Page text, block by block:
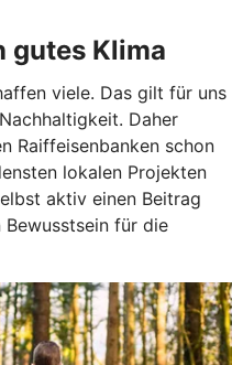
gutes Klima
viele. Das gilt für uns
Daher
Raiffeisenbanken schon
lokalen Projekten
aktiv einen Beitrag
für die